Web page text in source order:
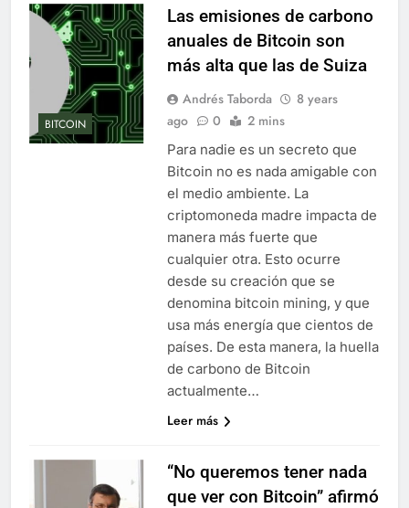
BITCOIN
Las emisiones de carbono
anuales de Bitcoin son
más alta que las de Suiza
Andrés Taborda
8 years
ago
0 2 mins
Para nadie es un secreto que
Bitcoin no es nada amigable con
el medio ambiente. La
criptomoneda madre impacta de
manera más fuerte que
cualquier otra. Esto ocurre
desde su creación que se
denomina bitcoin mining, y que
usa más energía que cientos de
países. De esta manera, la huella
de carbono de Bitcoin
actualmente…
Leer más
“No queremos tener nada
que ver con Bitcoin” afirmó